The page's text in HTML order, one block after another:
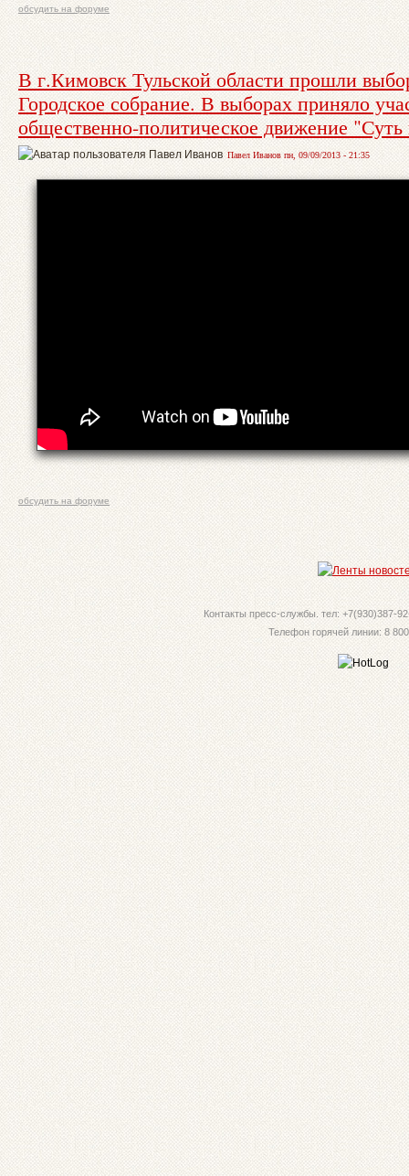
обсудить на форуме
В г.Кимовск Тульской области прошли
Городское собрание. В выборах приняло
общественно-политическое движение
Павел Иванов пн, 09/09/2013 - 21:35
обсудить на форуме
Контакты пресс-службы. тел: +7(930)387-
Телефон горячей линии: 8